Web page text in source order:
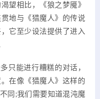
望相比，《狼之梦魇》
地与《猎魔人》的传说
它至少设法提供了进入
只能进行糟糕的对话，
在像《猎魔人》这样的
同;我们需要知道混沌魔